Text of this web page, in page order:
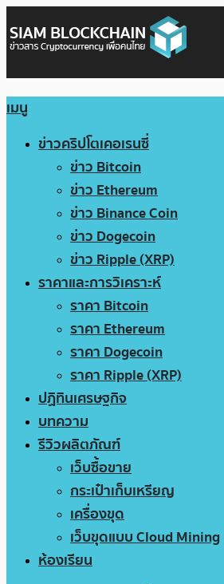
เมนู
ข่าวคริปโตเคอเรนซี่
ข่าว Bitcoin
ข่าว Ethereum
ข่าว Binance Coin
ข่าว Dogecoin
ข่าว Ripple (XRP)
ราคาและการวิเคราะห์
ราคา Bitcoin
ราคา Ethereum
ราคา Dogecoin
ราคา Ripple (XRP)
ปฏิทินเศรษฐกิจ
บทความ
รีวิวผลิตภัณฑ์
เว็บซื้อขาย
กระเป๋าเก็บเหรียญ
เครื่องขุด
เว็บขุดแบบ Cloud Mining
ห้องเรียน